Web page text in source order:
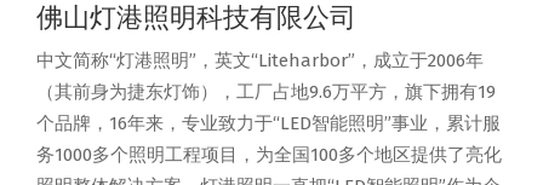
佛山灯港照明科技有限公司
中文简称“灯港照明”，英文“Liteharbor”，成立于2006年
（其前身为捷东灯饰），工厂占地9.6万平方，旗下拥有19
个品牌，16年来，专业致力于“LED智能照明”事业，累计服
务1000多个照明工程项目，为全国100多个地区提供了亮化